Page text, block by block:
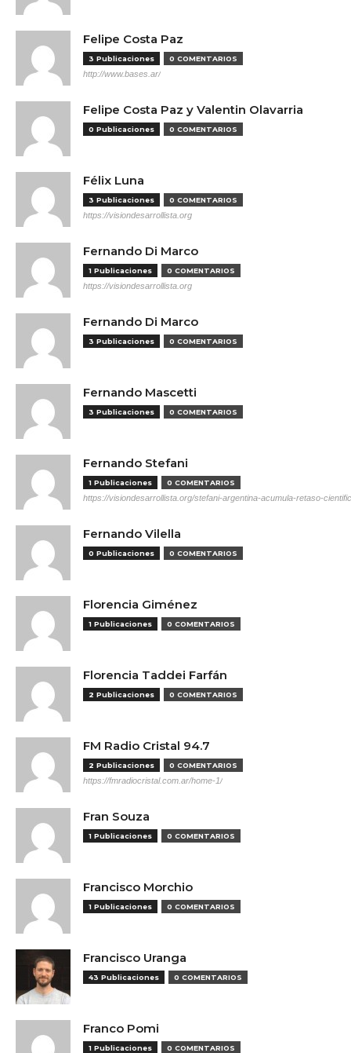
Felipe Costa Paz
3 Publicaciones 0 COMENTARIOS
http://www.bases.ar/
Felipe Costa Paz y Valentin Olavarria
0 Publicaciones 0 COMENTARIOS
Félix Luna
3 Publicaciones 0 COMENTARIOS
https://visiondesarrollista.org
Fernando Di Marco
1 Publicaciones 0 COMENTARIOS
https://visiondesarrollista.org
Fernando Di Marco
3 Publicaciones 0 COMENTARIOS
Fernando Mascetti
3 Publicaciones 0 COMENTARIOS
Fernando Stefani
1 Publicaciones 0 COMENTARIOS
https://visiondesarrollista.org/stefani-argentina-acumula-retaso-
Fernando Vilella
0 Publicaciones 0 COMENTARIOS
Florencia Giménez
1 Publicaciones 0 COMENTARIOS
Florencia Taddei Farfán
2 Publicaciones 0 COMENTARIOS
FM Radio Cristal 94.7
2 Publicaciones 0 COMENTARIOS
https://fmradiocristal.com.ar/home-1/
Fran Souza
1 Publicaciones 0 COMENTARIOS
Francisco Morchio
1 Publicaciones 0 COMENTARIOS
Francisco Uranga
43 Publicaciones 0 COMENTARIOS
Franco Pomi
1 Publicaciones 0 COMENTARIOS